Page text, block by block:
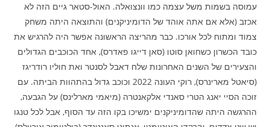
עמוסה בשמות משל עצמה כמו וונצואלה. האול-סטאר גיים הזה לא
אכזב (אלא אם אתה אוהד של הדומיניקנים) והתוצאה היתה משחק
צמוד ומתוח לכל אורכו. כבר מהריצה הראשונה אפשר היה להרגיש את
כובד הכשרון כשחואן סוטו (סאן דייגו פאדרס), אחד הכוכבים הגדולים
והצעירים של השנים האחרונות שלח דאבל לסנטר ואת חוליו רודריגז
(סיאטל מארינרס), רוקי העונה 2022 וכוכב גדול בהתהוות הביתה. עם
זוכה הסיי יאנג הטרי סאנדי אלקאנטרה (מיאמי מארלינס) על הגבעה,
ההרגשה היתה שהדומיניקנים ימשיכו בקו הזה עד הסוף, אבל לכל טנגו